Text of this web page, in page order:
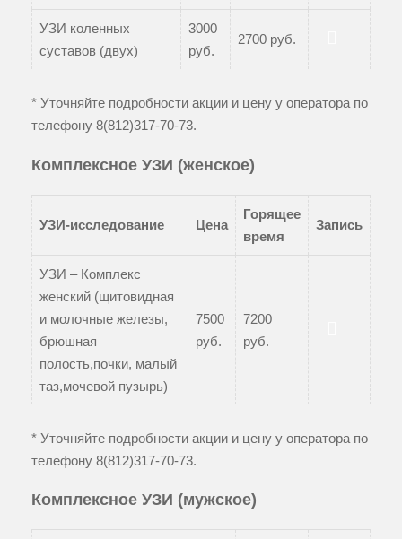
УЗИ коленных
суставов (двух)
3000
руб.
2700 руб.
* Уточняйте подробности акции и цену у оператора по
телефону 8(812)317-70-73.
Комплексное УЗИ (женское)
УЗИ-исследование Цена
Горящее
время
Запись
УЗИ – Комплекс
женский (щитовидная
и молочные железы,
брюшная
полость,почки, малый
таз,мочевой пузырь)
7500
руб.
7200
руб.
* Уточняйте подробности акции и цену у оператора по
телефону 8(812)317-70-73.
Комплексное УЗИ (мужское)